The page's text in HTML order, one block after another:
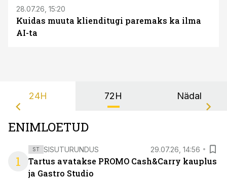
28.07.26, 15:20
Kuidas muuta klienditugi paremaks ka ilma
AI-ta
24H 72H Nädal
ENIMLOETUD
1
ST SISUTURUNDUS 29.07.26, 14:56
Tartus avatakse PROMO Cash&Carry kauplus
ja Gastro Studio